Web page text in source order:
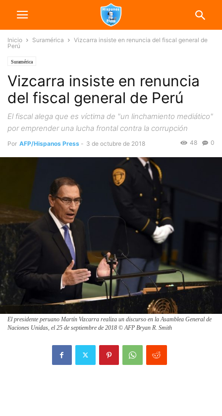
Inicio Suramérica
Vizcarra insiste en renuncia del fiscal general de
Perú
Suramérica
Vizcarra insiste en renuncia
del fiscal general de Perú
El fiscal alega que es víctima de "un linchamiento mediático"
por emprender una lucha frontal contra la corrupción
Por AFP/Hispanos Press - 3 de octubre de 2018 0
48
El presidente peruano Martín Vizcarra realiza un discurso en la Asamblea General de
Naciones Unidas, el 25 de septiembre de 2018 © AFP Bryan R. Smith